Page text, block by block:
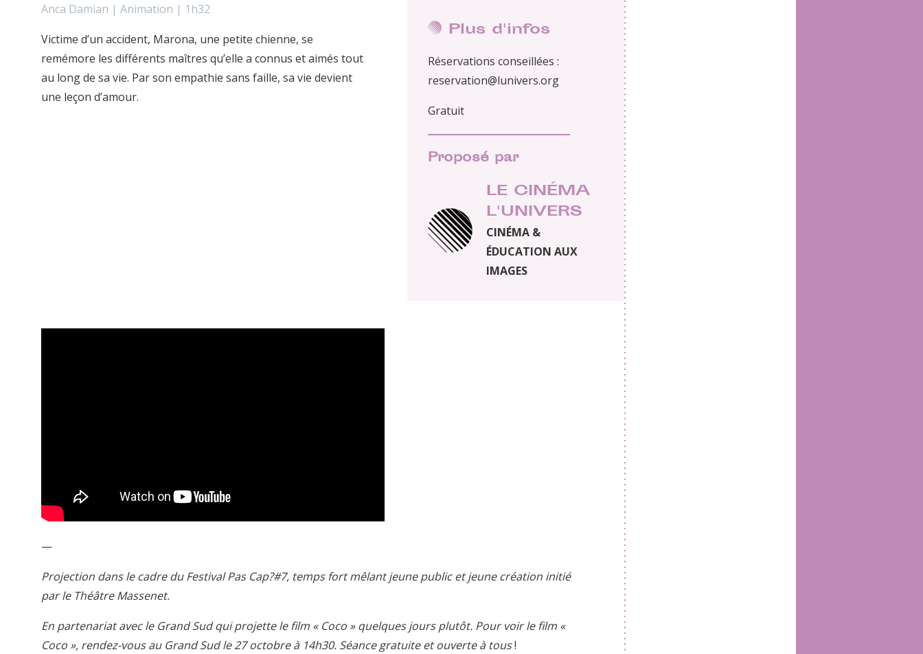
Plus d'infos
Réservations conseillées :
reservation@lunivers.org
Gratuit
Proposé par
LE CINÉMA
L'UNIVERS
CINÉMA &
ÉDUCATION AUX
IMAGES
Anca Damian | Animation | 1h32
Victime d’un accident, Marona, une petite chienne, se
remémore les différents maîtres qu’elle a connus et aimés tout
au long de sa vie. Par son empathie sans faille, sa vie devient
une leçon d’amour.
—
Projection dans le cadre du Festival Pas Cap?#7, temps fort mêlant jeune public et jeune création initié
par le Théâtre Massenet.
En partenariat avec le Grand Sud qui projette le film « Coco » quelques jours plutôt. Pour voir le film «
Coco », rendez-vous au Grand Sud le 27 octobre à 14h30. Séance gratuite et ouverte à tous!